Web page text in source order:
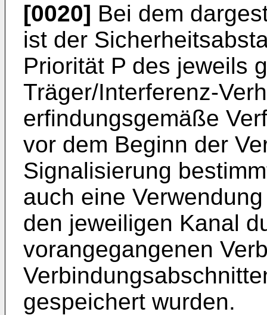
[0020] Bei dem
ist der
Priorität P des jeweils
Träger/Interferenz-
erfindungsgemäße
vor dem Beginn der
Signalisierung
auch eine
den jeweiligen Kanal
vorangegangenen
gespeichert wurden.